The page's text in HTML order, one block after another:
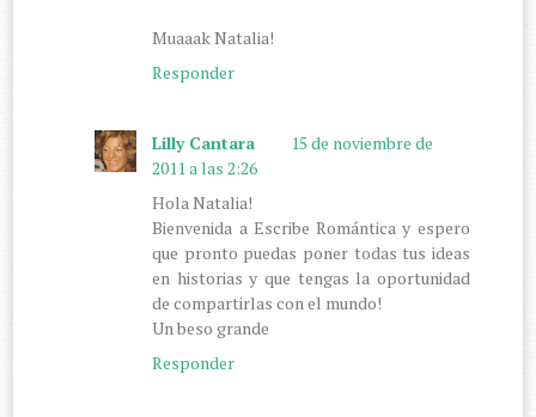
Muaaak Natalia!
Responder
Lilly Cantara
15 de noviembre de
2011 a las 2:26
Hola Natalia!
Bienvenida a Escribe Romántica y espero
que pronto puedas poner todas tus ideas
en historias y que tengas la oportunidad
de compartirlas con el mundo!
Un beso grande
Responder